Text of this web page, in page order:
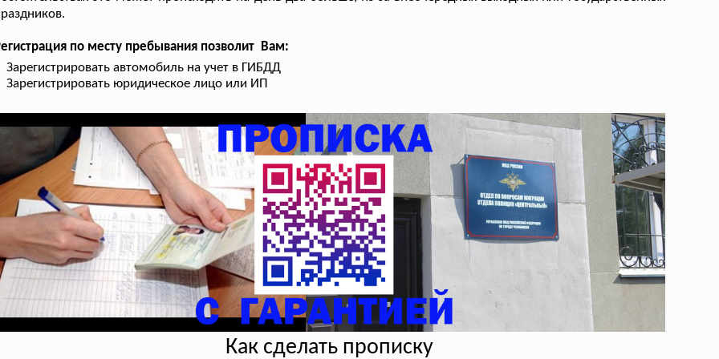
по месту пребывания позволит Вам:
Зарегистрировать автомобиль на учет в ГИБДД
Зарегистрировать юридическое лицо или ИП
Как сделать прописку